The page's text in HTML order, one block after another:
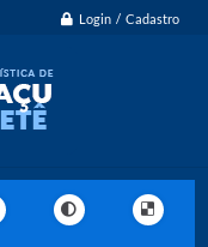
Login / Cadastro